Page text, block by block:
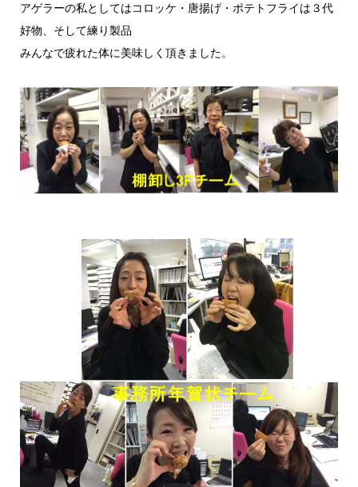
アゲラーの私としてはコロッケ・唐揚げ・ポテトフライは３代
好物、そして練り製品
みんなで疲れた体に美味しく頂きました。